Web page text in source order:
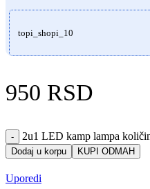
topi_shopi_10
950 RSD
- 2u1 LED kamp lampa
Dodaj u korpu
KUPI ODMAH
Uporedi